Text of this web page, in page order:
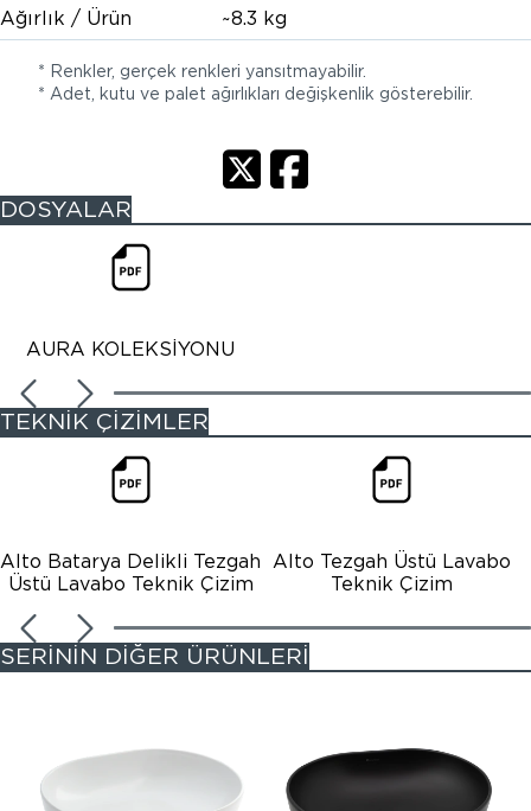
Ağırlık / Ürün
~8.3 kg
* Renkler, gerçek renkleri yansıtmayabilir.
* Adet, kutu ve palet ağırlıkları değişkenlik gösterebilir.
DOSYALAR
AURA KOLEKSİYONU
TEKNİK ÇİZİMLER
Alto Batarya Delikli Tezgah
Üstü Lavabo Teknik Çizim
Alto Tezgah Üstü Lavabo
Teknik Çizim
SERİNİN DİĞER ÜRÜNLERİ